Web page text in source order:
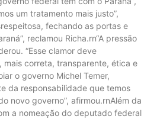
um tratamento mais justo”,
fechando as portas e
reclamou Richa.rn“A pressão
“Esse clamor deve
mais correta, transparente, ética e
o governo Michel Temer,
da responsabilidade que temos
novo governo”, afirmou.rnAlém da
a nomeação do deputado federal